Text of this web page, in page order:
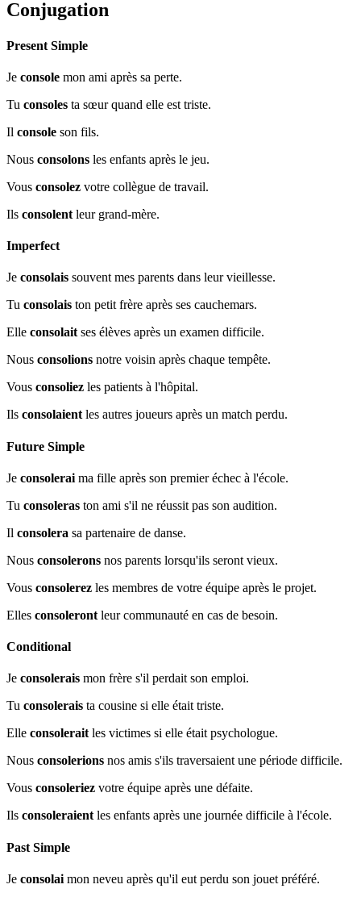
Conjugation
Present Simple
Je console mon ami après sa perte.
Tu consoles ta sœur quand elle est triste.
Il console son fils.
Nous consolons les enfants après le jeu.
Vous consolez votre collègue de travail.
Ils consolent leur grand-mère.
Imperfect
Je consolais souvent mes parents dans leur vieillesse.
Tu consolais ton petit frère après ses cauchemars.
Elle consolait ses élèves après un examen difficile.
Nous consolions notre voisin après chaque tempête.
Vous consoliez les patients à l'hôpital.
Ils consolaient les autres joueurs après un match perdu.
Future Simple
Je consolerai ma fille après son premier échec à l'école.
Tu consoleras ton ami s'il ne réussit pas son audition.
Il consolera sa partenaire de danse.
Nous consolerons nos parents lorsqu'ils seront vieux.
Vous consolerez les membres de votre équipe après le projet.
Elles consoleront leur communauté en cas de besoin.
Conditional
Je consolerais mon frère s'il perdait son emploi.
Tu consolerais ta cousine si elle était triste.
Elle consolerait les victimes si elle était psychologue.
Nous consolerions nos amis s'ils traversaient une période difficile.
Vous consoleriez votre équipe après une défaite.
Ils consoleraient les enfants après une journée difficile à l'école.
Past Simple
Je consolai mon neveu après qu'il eut perdu son jouet préféré.